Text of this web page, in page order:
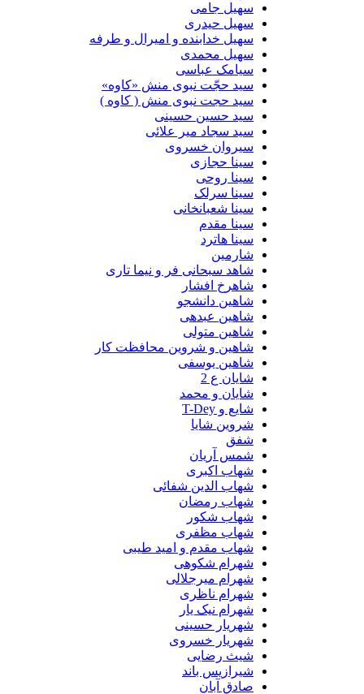
سهیل جامی
سهیل حیدری
سهیل خدابنده و امیرال و طرفه
سهیل محمدی
سیامک عباسی
سید حجّت نبوی منش «کاوه»
سید حجت نبوی منش ( کاوه )
سید حسین حسینى
سید سجاد میر علائی
سیروان خسروی
سینا حجازی
سینا روحی
سینا سرلک
سینا شعبانخانی
سینا مقدم
سینا هاترد
شارمین
شاهد سبحانی فر و نیما تاری
شاهرخ افشار
شاهین دانشجو
شاهین عبدهی
شاهین متولی
شاهین و شروین محافظت کار
شاهین یوسفی
شایان ع 2
شایان و محمد
شایع و T-Dey
شروین شایا
شمس آریان
شهاب اکبری
شهاب الدین شفائی
شهاب رمضان
شهاب شکور
شهاب مظفری
شهاب مقدم و امید طیبی
شهرام شکوهی
شهرام میرجلالی
شهرام ناظری
شهرام نیک یار
شهریار حسینی
شهریار خسروی
شیث رضایی
شیرازیس باند
صادق آبان